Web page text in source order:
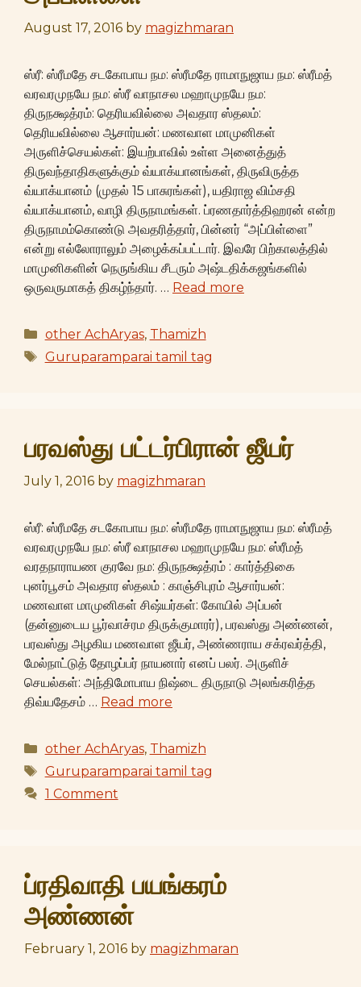
August 17, 2016 by magizhmaran
ஸ்ரீ: ஸ்ரீமதே சடகோபாய நம: ஸ்ரீமதே ராமாநுஜாய நம: ஸ்ரீமத்
வரவரமுநயே நம: ஸ்ரீ வாநாசல மஹாமுநயே நம:
திருநக்ஷத்ரம்: தெரியவில்லை அவதார ஸ்தலம்:
தெரியவில்லை ஆசார்யன்: மணவாள மாமுனிகள்
அருளிச்செயல்கள்: இயற்பாவில் உள்ள அனைத்துத்
திருவந்தாதிகளுக்கும் வ்யாக்யானங்கள், திருவிருத்த
வ்யாக்யானம் (முதல் 15 பாசுரங்கள்), யதிராஜ விம்சதி
வ்யாக்யானம், வாழி திருநாமங்கள். ப்ரணதார்த்திஹரன் என்ற
திருநாமம்கொண்டு அவதரித்தார், பின்னர் “அப்பிள்ளை”
என்று எல்லோராலும் அழைக்கப்பட்டார். இவரே பிற்காலத்தில்
மாமுனிகளின் நெருங்கிய சீடரும் அஷ்டதிக்கஜங்களில்
ஒருவருமாகத் திகழ்ந்தார். … Read more
Categories
other AchAryas, Thamizh
Tags
Guruparamparai tamil tag
பரவஸ்து பட்டர்பிரான் ஜீயர்
July 1, 2016 by magizhmaran
ஸ்ரீ: ஸ்ரீமதே சடகோபாய நம: ஸ்ரீமதே ராமாநுஜாய நம: ஸ்ரீமத்
வரவரமுநயே நம: ஸ்ரீ வாநாசல மஹாமுநயே நம: ஸ்ரீமத்
வரதநாராயண குரவே நம: திருநக்ஷத்ரம் : கார்த்திகை
புனர்பூசம் அவதார ஸ்தலம் : காஞ்சிபுரம் ஆசார்யன்:
மணவாள மாமுனிகள் சிஷ்யர்கள்: கோயில் அப்பன்
(தன்னுடைய பூர்வாச்ரம திருக்குமாரர்), பரவஸ்து அண்ணன்,
பரவஸ்து அழகிய மணவாள ஜீயர், அண்ணராய சக்ரவர்த்தி,
மேல்நாட்டுத் தோழப்பர் நாயனார் எனப் பலர். அருளிச்
செயல்கள்: அந்திமோபாய நிஷ்டை திருநாடு அலங்கரித்த
திவ்யதேசம் … Read more
Categories
other AchAryas, Thamizh
Tags
Guruparamparai tamil tag
1 Comment
ப்ரதிவாதி பயங்கரம்
அண்ணன்
February 1, 2016 by magizhmaran